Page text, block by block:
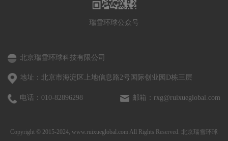
瑞雪环球公众号
北京瑞雪环球科技有限公司
地址：北京市海淀区上地信息路2号国际创业园D栋三层
电话：010-82896298 邮箱：rxg@ruixueglobal.com
Copyright © 2015-2024, www.ruixueglobal.com All Rights Reserved. 北京瑞雪环球